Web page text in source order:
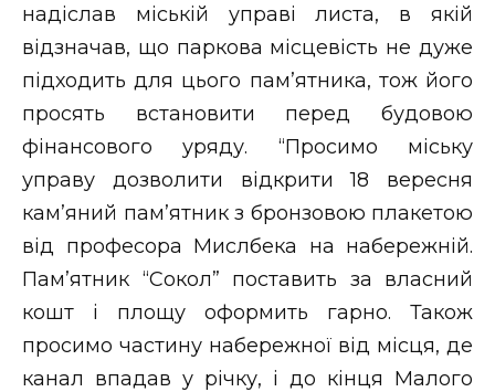
надіслав міській управі листа, в якій
відзначав, що паркова місцевість не дуже
підходить для цього пам’ятника, тож його
просять встановити перед будовою
фінансового уряду. “Просимо міську
управу дозволити відкрити 18 вересня
кам’яний пам’ятник з бронзовою плакетою
від професора Мислбека на набережній.
Пам’ятник “Сокол” поставить за власний
кошт і площу оформить гарно. Також
просимо частину набережної від місця, де
канал впадав у річку, і до кінця Малого